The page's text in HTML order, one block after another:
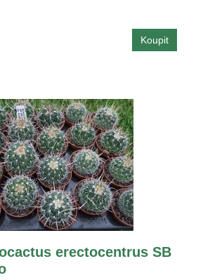
erectocentrus SB